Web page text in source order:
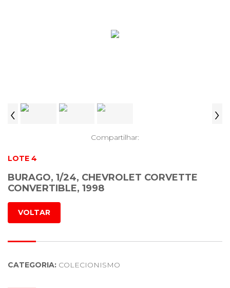
‹ ›
Compartilhar:
LOTE 4
BURAGO, 1/24, CHEVROLET CORVETTE
CONVERTIBLE, 1998
VOLTAR
CATEGORIA: COLECIONISMO